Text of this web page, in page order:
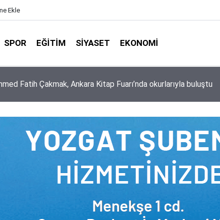
Ekle
SPOR EĞITIM SIYASET EKONOMI
Başkanlığı ile Türkiye Diyanet Vakfı milyonları sevindirdi